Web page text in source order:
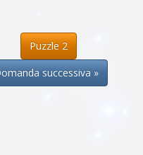
Puzzle 2
successiva »